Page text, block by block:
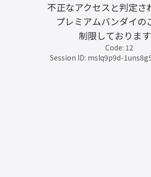
不正なアクセスと判定さ
プレミアムバンダイの
制限しております
Code: 12
Session ID: mslq9p9d-